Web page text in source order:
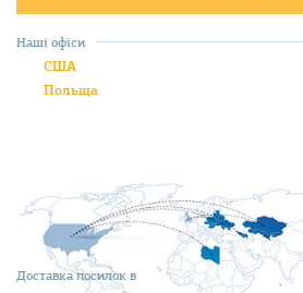
Доставка посилок в
Наші офіси
США
Польща